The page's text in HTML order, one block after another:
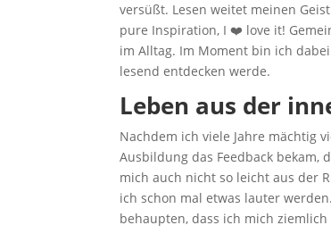
versüßt. Lesen weitet meinen
pure Inspiration, I ❤️ love it!
im Alltag. Im Moment bin ich
lesend entdecken werde.
Leben aus der
Nachdem ich viele Jahre mächtig
Ausbildung das Feedback bekam,
mich auch nicht so leicht aus der
ich schon mal etwas lauter
behaupten, dass ich mich